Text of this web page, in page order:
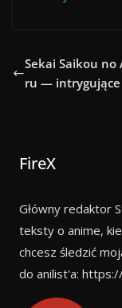
Sekai Saikou no
ru — intrygujące
FireX
Główny redaktor
teksty o anime,
chcesz śledzić
do anilist'a: